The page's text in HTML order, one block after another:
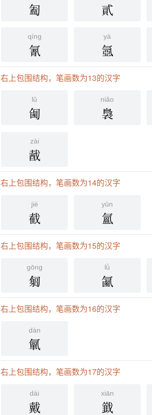
㔩 貳
qíng
氰
yà
氬
右上包围结构，笔画数为13的汉字
lǔ
㔪
niǎo
裊
zài
酨
右上包围结构，笔画数为14的汉字
jié
截
yūn
氳
右上包围结构，笔画数为15的汉字
gōng
匔
lǜ
㲶
右上包围结构，笔画数为16的汉字
dàn
㲷
右上包围结构，笔画数为17的汉字
dài
戴
xiān
韱